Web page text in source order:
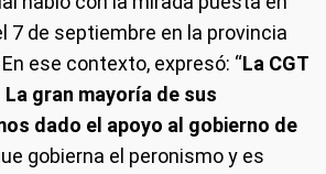
7 de septiembre en la provincia
ese contexto, expresó: “La CGT
gran mayoría de sus
dado el apoyo al gobierno de
gobierna el peronismo y es